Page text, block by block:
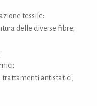
tessile:
delle diverse fibre;
trattamenti antistatici,